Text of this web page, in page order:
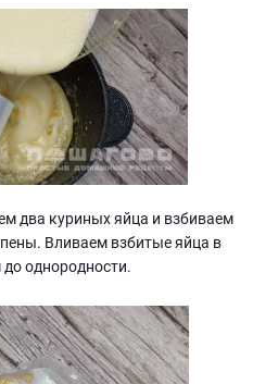
два куриных яйца и взбиваем
Вливаем взбитые яйца в
однородности.